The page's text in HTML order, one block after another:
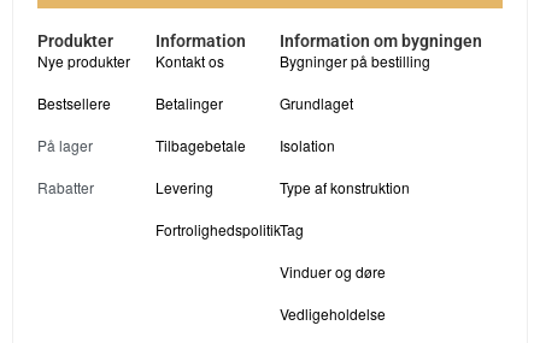
Produkter
Nye produkter
Bestsellere
På lager
Rabatter
Information
Kontakt os
Betalinger
Tilbagebetale
Levering
Fortrolighedspolitik
Information om bygningen
Bygninger på bestilling
Grundlaget
Isolation
Type af konstruktion
Tag
Vinduer og døre
Vedligeholdelse